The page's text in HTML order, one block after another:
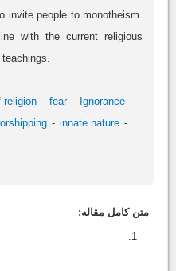
invite people to monotheism.
with the current religious
religion fear
Ignorance
innate nature
متن کامل مقاله: